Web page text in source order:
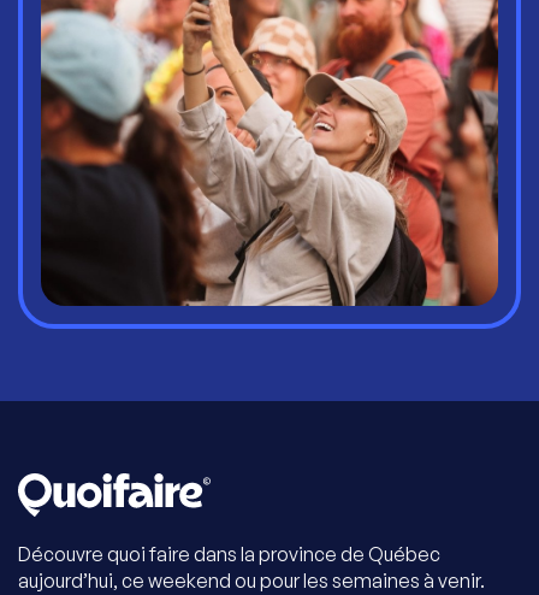
Découvre quoi faire dans la province de Québec
aujourd’hui, ce weekend ou pour les semaines à venir.